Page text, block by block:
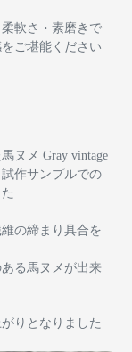
軟さ・素磨きで
ご堪能ください
ヌメ Gray vintage
作サンプルでの
の締まり具合を
る馬ヌメが出来
りとなりました